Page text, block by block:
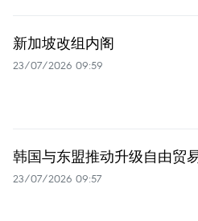
新加坡改组内阁
23/07/2026 09:59
韩国与东盟推动升级自由贸
23/07/2026 09:57